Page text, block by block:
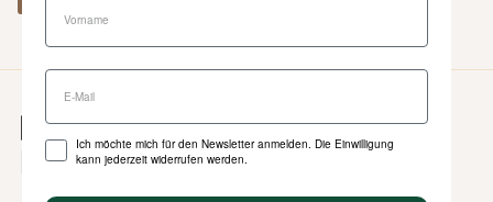
Ich möchte mich für den Newsletter anmelden. Die Einwilligung
kann jederzeit widerrufen werden.